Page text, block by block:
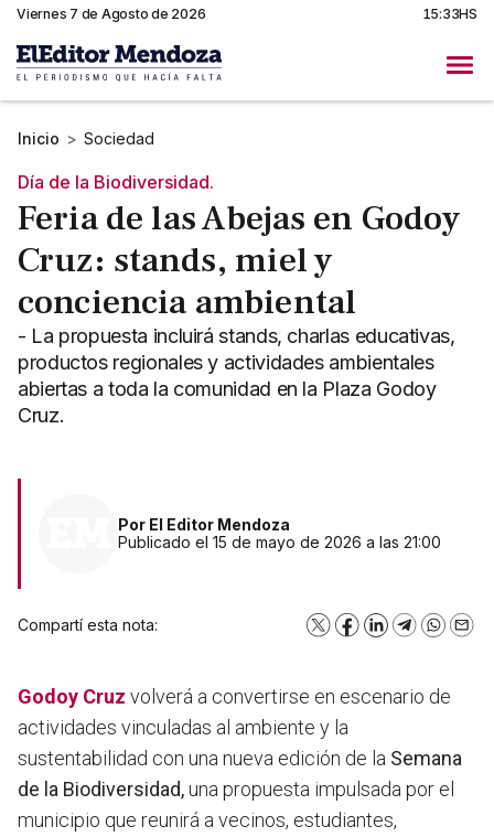
Viernes 7 de Agosto de 2026 15:33HS
Inicio > Sociedad
Día de la Biodiversidad.
Feria de las Abejas en Godoy
Cruz: stands, miel y
conciencia ambiental
- La propuesta incluirá stands, charlas educativas,
productos regionales y actividades ambientales
abiertas a toda la comunidad en la Plaza Godoy
Cruz.
Por El Editor Mendoza
Publicado el 15 de mayo de 2026 a las 21:00
Compartí esta nota: X Facebook
LinkedInTelegram
Godoy Cruz volverá a convertirse en escenario de
actividades vinculadas al ambiente y la
sustentabilidad con una nueva edición de la Semana
de la Biodiversidad,una propuesta impulsada por el
municipio que reunirá a vecinos, estudiantes,